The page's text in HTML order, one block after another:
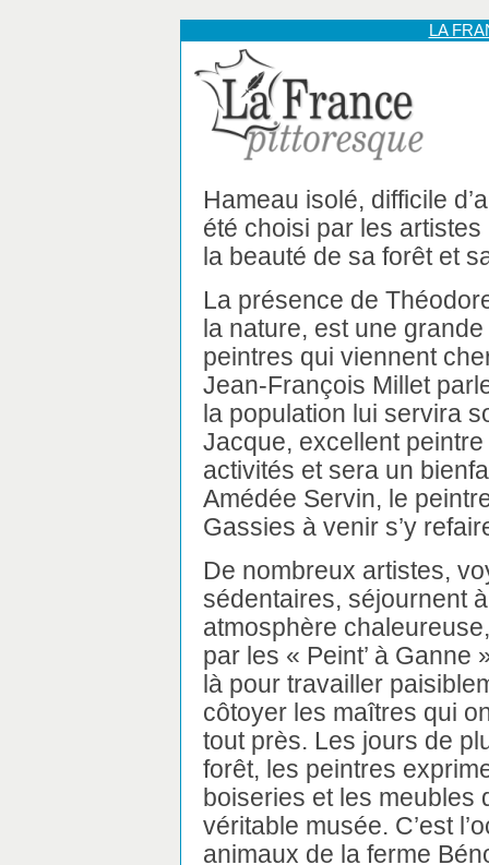
LA
Hameau isolé, difficile
été choisi par les
la beauté de sa forêt et
La présence de
la nature, est une
peintres qui viennent
Jean-François Millet
la population lui servira
Jacque, excellent
activités et sera un
Amédée Servin, le
Gassies à venir s’y
De nombreux artistes,
sédentaires, séjournent
atmosphère
par les « Peint’ à
là pour travailler
côtoyer les maîtres qui
tout près. Les jours de
forêt, les peintres
boiseries et les meubles
véritable musée. C’est
animaux de la ferme